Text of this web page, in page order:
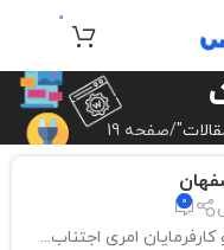
0
صفحه 19
0
کارفرمایان امری اجتناب...